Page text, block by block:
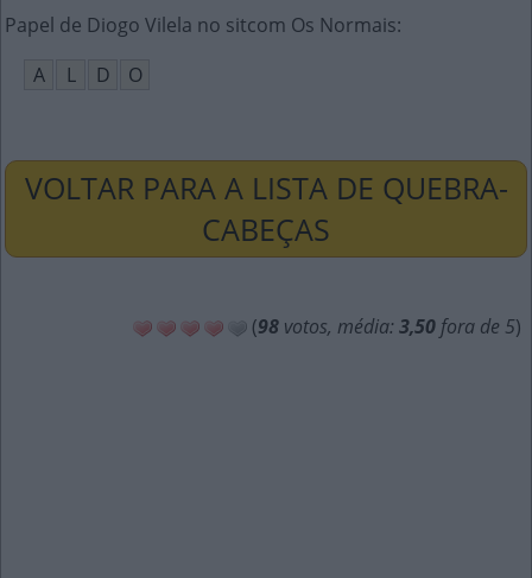
Papel de Diogo Vilela no sitcom Os Normais:
A
L D O
VOLTAR PARA A LISTA DE QUEBRA-
CABEÇAS
(98 votos, média: 3,50 fora de 5)